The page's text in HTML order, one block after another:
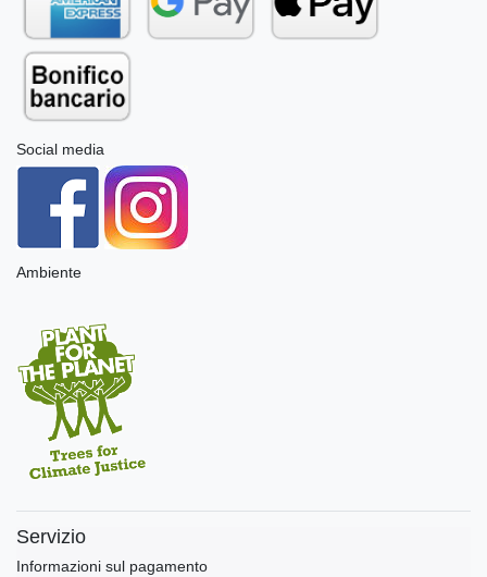
Social media
Ambiente
Servizio
Informazioni sul pagamento